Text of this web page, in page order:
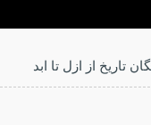
تاریخ از ازل تا ابد